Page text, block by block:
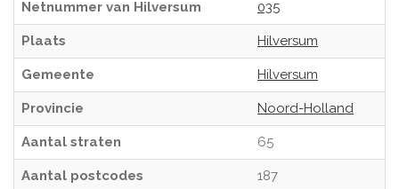
Netnummer van Hilversum 035
Plaats Hilversum
Gemeente Hilversum
Provincie Noord-Holland
Aantal straten 65
Aantal postcodes 187